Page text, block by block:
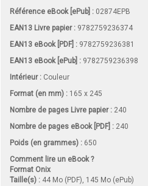
Référence eBook [ePub] : 02874EPB
EAN13 Livre papier : 9782759236374
EAN13 eBook [PDF] : 9782759236381
EAN13 eBook [ePub] : 9782759236398
Intérieur : Couleur
Format (en mm) : 165 x 245
Nombre de pages Livre papier: 240
Nombre de pages eBook [PDF] : 240
Poids (en grammes) : 650
Comment lire un eBook ?
Format Onix
Taille(s) : 44 Mo (PDF), 145 Mo (ePub)